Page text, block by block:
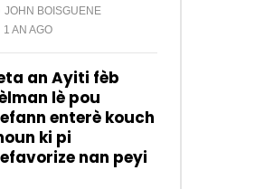
JOHN BOISGUENE
1 AN AGO
an Ayiti fèb
lè pou
enterè kouch
ki pi
nan peyi